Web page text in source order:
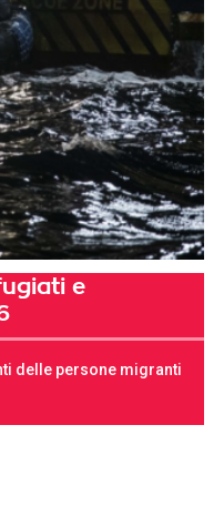
e
delle persone migranti